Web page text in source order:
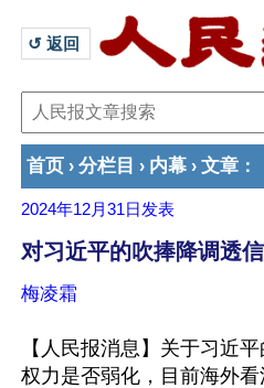
↺ 返回
首页 › 分栏目 › 内幕 › 文章 ：
2024年12月31日 发表
对习近平的吹捧降调透
梅凌霜
【人民报消息】关于习近平
权力是否弱化，目前海外看